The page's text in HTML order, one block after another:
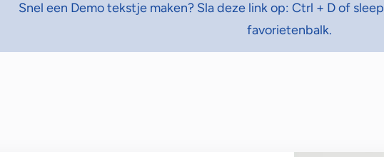
Snel een Demo tekstje maken? Sla deze link op: Ctrl + D of sleep
favorietenbalk.